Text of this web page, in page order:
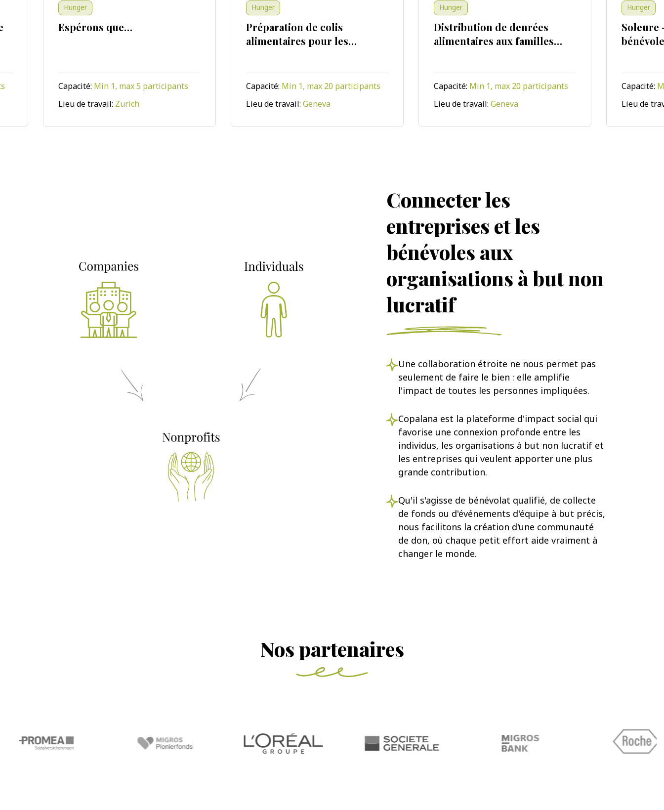
Voir l'événement
Hunger
Espérons que…
Capacité:Min 1, max 5 participants
Lieu de travail:Zurich
Voir l'événement
Hunger
Préparation de colis
alimentaires pour les
Capacité:Min 1, max 20 participants
Lieu de travail:Geneva
Voir l'événement
Hunger
Distribution de denrées
alimentaires aux familles
Capacité:Min 1, max 20 participants
Lieu de travail:Geneva
Voir
Hunger
Soleure -
bénévoles
Capacité:Min 4,
Lieu de travail:
Connecter les
entreprises et les
bénévoles aux
organisations à but non
lucratif
Une collaboration étroite ne nous permet pas
seulement de faire le bien : elle amplifie
l'impact de toutes les personnes impliquées.
Copalana est la plateforme d'impact social qui
favorise une connexion profonde entre les
individus, les organisations à but non lucratif et
les entreprises qui veulent apporter une plus
grande contribution.
Qu'il s'agisse de bénévolat qualifié, de collecte
de fonds ou d'événements d'équipe à but précis,
nous facilitons la création d'une communauté
de don, où chaque petit effort aide vraiment à
changer le monde.
Nos partenaires